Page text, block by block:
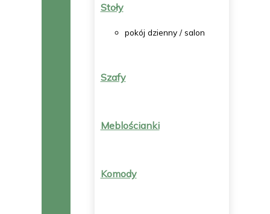
Stoły
pokój dzienny / salon
Szafy
Meblościanki
Komody